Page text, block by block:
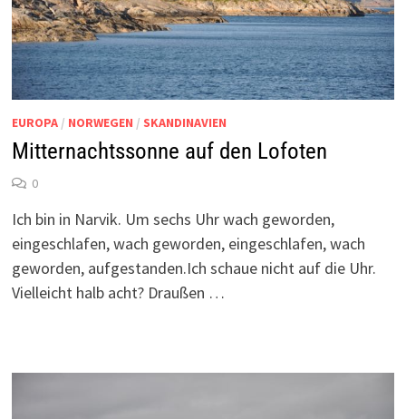
EUROPA/ NORWEGEN / SKANDINAVIEN
Mitternachtssonne auf den Lofoten
0
Ich bin in Narvik. Um sechs Uhr wach geworden,
eingeschlafen, wach geworden, eingeschlafen, wach
geworden, aufgestanden.Ich schaue nicht auf die Uhr.
Vielleicht halb acht? Draußen …